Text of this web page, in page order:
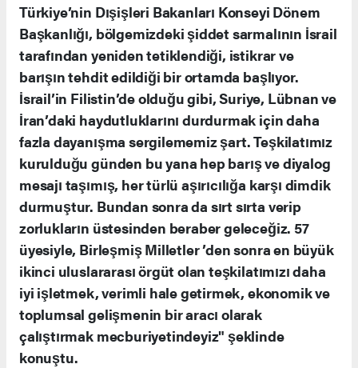
Türkiye’nin Dışişleri Bakanları Konseyi Dönem
Başkanlığı, bölgemizdeki şiddet sarmalının İsrail
tarafından yeniden tetiklendiği, istikrar ve
barışın tehdit edildiği bir ortamda başlıyor.
İsrail’in Filistin’de olduğu gibi, Suriye, Lübnan ve
İran’daki haydutluklarını durdurmak için daha
fazla dayanışma sergilememiz şart. Teşkilatımız
kurulduğu günden bu yana hep barış ve diyalog
mesajı taşımış, her türlü aşırıcılığa karşı dimdik
durmuştur. Bundan sonra da sırt sırta verip
zorlukların üstesinden beraber geleceğiz. 57
üyesiyle, Birleşmiş Milletler ’den sonra en büyük
ikinci uluslararası örgüt olan teşkilatımızı daha
iyi işletmek, verimli hale getirmek, ekonomik ve
toplumsal gelişmenin bir aracı olarak
çalıştırmak mecburiyetindeyiz" şeklinde
konuştu.